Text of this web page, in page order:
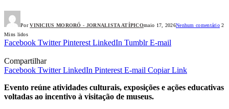
Por VINICIUS MORORÓ - JORNALISTA ATÍPICOmaio 17, 2026Nenhum comentário 2
Mins lidos
Facebook Twitter Pinterest LinkedIn Tumblr E-mail
Compartilhar
Facebook Twitter LinkedIn Pinterest E-mail Copiar Link
Evento reúne atividades culturais, exposições e ações educativas
voltadas ao incentivo à visitação de museus.